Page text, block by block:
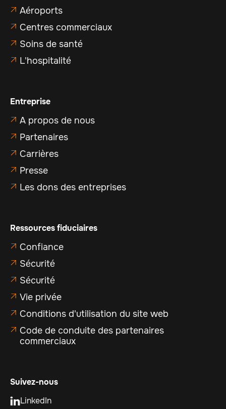
 Aéroports
 Centres commerciaux
 Soins de santé
 L'hospitalité
Entreprise
 A propos de nous
 Partenaires
 Carrières
 Presse
 Les dons des entreprises
Ressources fiduciaires
 Confiance
 Sécurité
 Sécurité
 Vie privée
 Conditions d'utilisation du site web
 Code de conduite des partenaires
commerciaux
Suivez-nous
LinkedIn